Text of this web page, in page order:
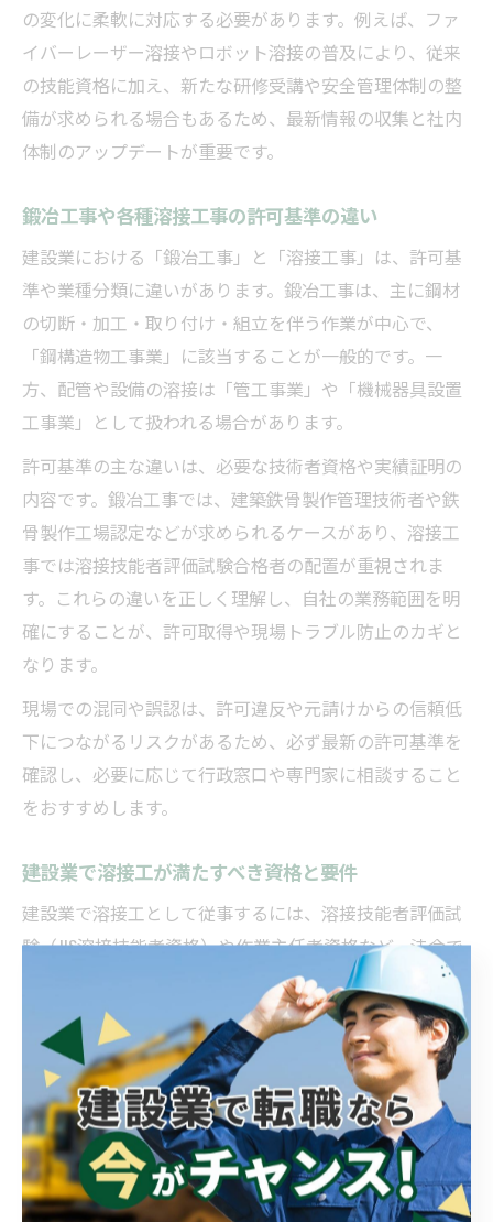
の変化に柔軟に対応する必要があります。例えば、ファ
イバーレーザー溶接やロボット溶接の普及により、従来
の技能資格に加え、新たな研修受講や安全管理体制の整
備が求められる場合もあるため、最新情報の収集と社内
体制のアップデートが重要です。
鍛冶工事や各種溶接工事の許可基準の違い
建設業における「鍛冶工事」と「溶接工事」は、許可基
準や業種分類に違いがあります。鍛冶工事は、主に鋼材
の切断・加工・取り付け・組立を伴う作業が中心で、
「鋼構造物工事業」に該当することが一般的です。一
方、配管や設備の溶接は「管工事業」や「機械器具設置
工事業」として扱われる場合があります。
許可基準の主な違いは、必要な技術者資格や実績証明の
内容です。鍛冶工事では、建築鉄骨製作管理技術者や鉄
骨製作工場認定などが求められるケースがあり、溶接工
事では溶接技能者評価試験合格者の配置が重視されま
す。これらの違いを正しく理解し、自社の業務範囲を明
確にすることが、許可取得や現場トラブル防止のカギと
なります。
現場での混同や誤認は、許可違反や元請けからの信頼低
下につながるリスクがあるため、必ず最新の許可基準を
確認し、必要に応じて行政窓口や専門家に相談すること
をおすすめします。
建設業で溶接工が満たすべき資格と要件
建設業で溶接工として従事するには、溶接技能者評価試
験（JIS溶接技能者資格）や作業主任者資格など、法令で
定められた資格の取得が不可欠です。実際の現場では、
工事内容や担当工程に応じて必要な資格が細かく異なる
ため、事前の資格整理が重要となります。
例えば、アーク溶接やガス溶接にはそれぞれの技能講習
修了証が求められ、特定の工事では高所作業車運転や玉
掛け、足場の組立て等作業主任者などの関連資格も必要
です。加えて、近年は建設キャリアアップシステム